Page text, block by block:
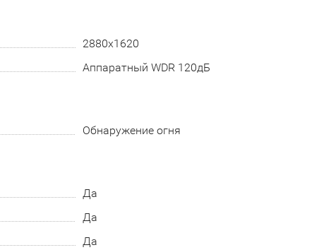
2880x1620
Аппаратный WDR 120дБ
Обнаружение огня
Да
Да
Да